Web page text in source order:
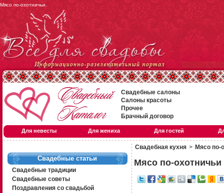
Мясо по-охотничьи.
Свадебные салоны
Салоны красоты
Прочее
Брачный договор
Для невесты Для жениха Для гостей
Свадебные статьи
Свадебные традиции
Свадебные советы
Поздравления со свадьбой
Свадебная кухня > Мясо по-
Мясо по-охотничьи